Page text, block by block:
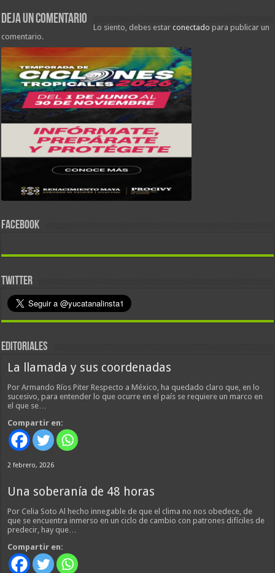
Deja un comentario
Lo siento, debes estarconectado para publicar un
comentario.
FACEBOOK
TWITTER
EDITORIALES
La llamada y sus coordenadas
Por Armando Ríos Piter Respecto a México, ha quedado claro que, en lo
sucesivo, para entender lo que ocurre en el país se requiere un marco en
el que se…
Compartir en:
2 febrero, 2026
Una soberanía de 48 horas
Por Celia Soto Al hecho innegable de que el clima no nos obedece, de
que se encuentra inmerso en un ciclo de cambio con patrones difíciles de
predecir, hay que…
Compartir en: